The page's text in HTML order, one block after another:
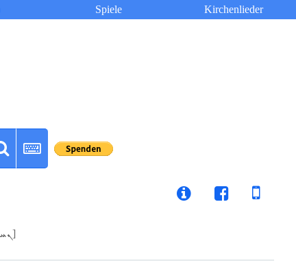
Spiele Kirchenlieder
[ܢܚܡܝܐ]